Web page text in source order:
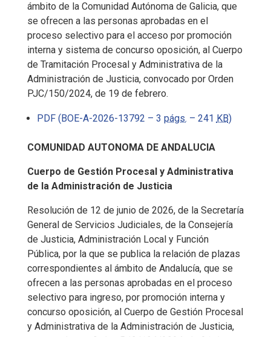
ámbito de la Comunidad Autónoma de Galicia, que
se ofrecen a las personas aprobadas en el
proceso selectivo para el acceso por promoción
interna y sistema de concurso oposición, al Cuerpo
de Tramitación Procesal y Administrativa de la
Administración de Justicia, convocado por Orden
PJC/150/2024, de 19 de febrero.
PDF (BOE-A-2026-13792 – 3 págs. – 241 KB)
COMUNIDAD AUTONOMA DE ANDALUCIA
Cuerpo de Gestión Procesal y Administrativa
de la Administración de Justicia
Resolución de 12 de junio de 2026, de la Secretaría
General de Servicios Judiciales, de la Consejería
de Justicia, Administración Local y Función
Pública, por la que se publica la relación de plazas
correspondientes al ámbito de Andalucía, que se
ofrecen a las personas aprobadas en el proceso
selectivo para ingreso, por promoción interna y
concurso oposición, al Cuerpo de Gestión Procesal
y Administrativa de la Administración de Justicia,